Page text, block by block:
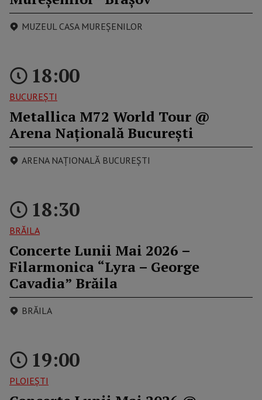
MUZEUL CASA MUREŞENILOR
18:00
BUCUREŞTI
Metallica M72 World Tour @
Arena Națională București
ARENA NAȚIONALĂ BUCUREȘTI
18:30
BRĂILA
Concerte Lunii Mai 2026 –
Filarmonica “Lyra – George
Cavadia” Brăila
BRĂILA
19:00
PLOIEŞTI